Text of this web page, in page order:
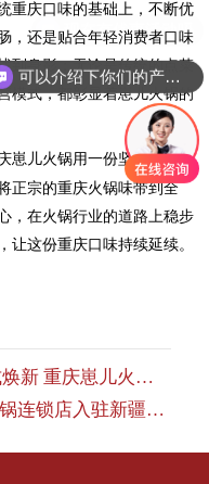
重庆口味的基础上，不断优
，还是贴合年轻消费者口味
到身影；无论是传统的点菜
模式，都彰显着崽儿火锅的
崽儿火锅用一份坚持，将手
正宗的重庆火锅味带到全
，在火锅行业的道路上稳步
让这份重庆口味持续延续。
32 年渝味传承 + 模式焕新 重庆崽儿火锅赋能连锁稳健发展
喜讯|祝贺重庆崽儿火锅连锁店入驻新疆阿拉尔
可以介绍下你们的产品么